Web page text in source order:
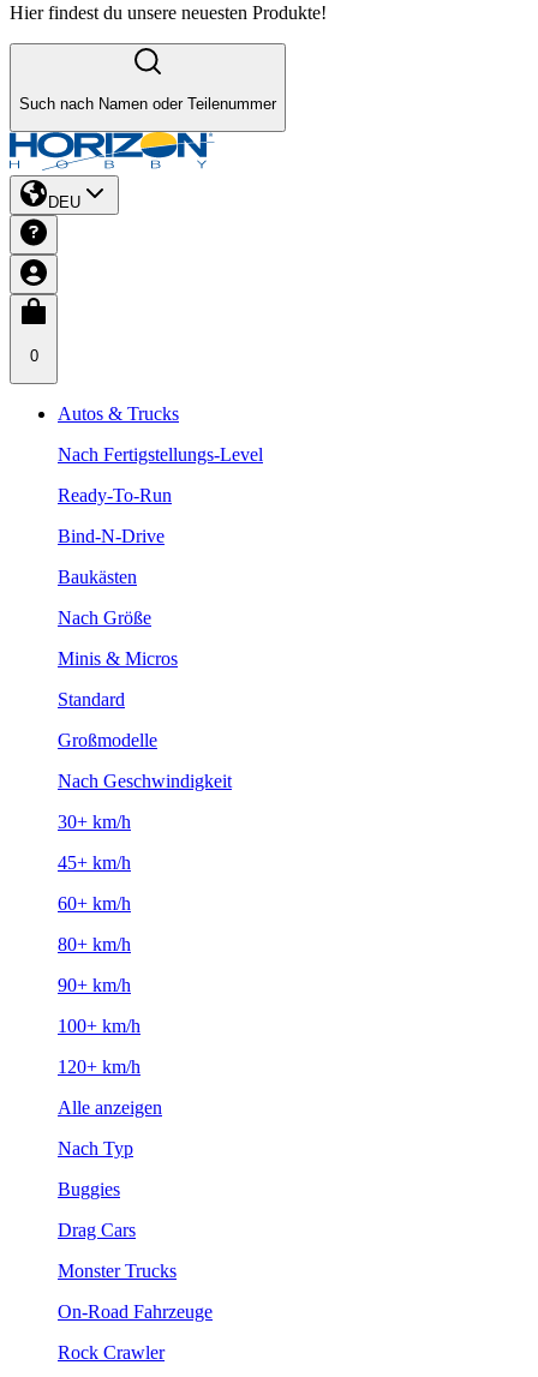
Hier findest du unsere neuesten Produkte!
Such nach Namen oder Teilenummer
DEU
0
Autos & Trucks
Nach Fertigstellungs-Level
Ready-To-Run
Bind-N-Drive
Baukästen
Nach Größe
Minis & Micros
Standard
Großmodelle
Nach Geschwindigkeit
30+ km/h
45+ km/h
60+ km/h
80+ km/h
90+ km/h
100+ km/h
120+ km/h
Alle anzeigen
Nach Typ
Buggies
Drag Cars
Monster Trucks
On-Road Fahrzeuge
Rock Crawler